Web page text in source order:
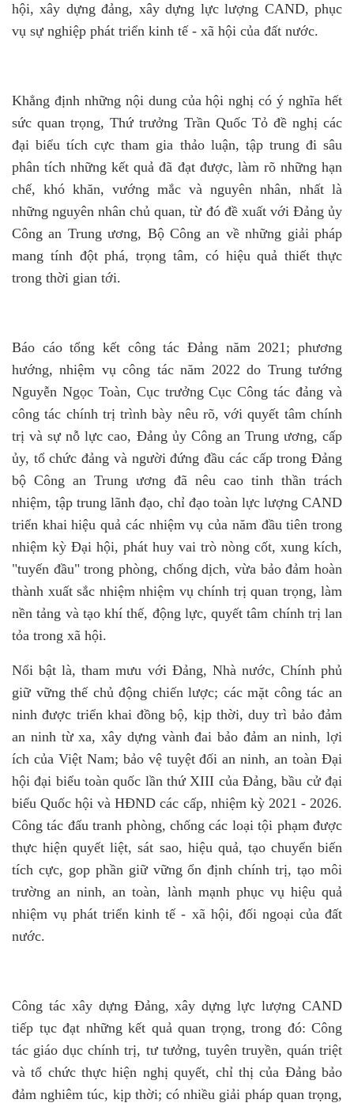
hội, xây dựng đảng, xây dựng lực lượng CAND, phục
vụ sự nghiệp phát triển kinh tế - xã hội của đất nước.
Khẳng định những nội dung của hội nghị có ý nghĩa hết
sức quan trọng, Thứ trưởng Trần Quốc Tỏ đề nghị các
đại biểu tích cực tham gia thảo luận, tập trung đi sâu
phân tích những kết quả đã đạt được, làm rõ những hạn
chế, khó khăn, vướng mắc và nguyên nhân, nhất là
những nguyên nhân chủ quan, từ đó đề xuất với Đảng ủy
Công an Trung ương, Bộ Công an về những giải pháp
mang tính đột phá, trọng tâm, có hiệu quả thiết thực
trong thời gian tới.
Báo cáo tổng kết công tác Đảng năm 2021; phương
hướng, nhiệm vụ công tác năm 2022 do Trung tướng
Nguyễn Ngọc Toàn, Cục trưởng Cục Công tác đảng và
công tác chính trị trình bày nêu rõ, với quyết tâm chính
trị và sự nỗ lực cao, Đảng ủy Công an Trung ương, cấp
ủy, tổ chức đảng và người đứng đầu các cấp trong Đảng
bộ Công an Trung ương đã nêu cao tinh thần trách
nhiệm, tập trung lãnh đạo, chỉ đạo toàn lực lượng CAND
triển khai hiệu quả các nhiệm vụ của năm đầu tiên trong
nhiệm kỳ Đại hội, phát huy vai trò nòng cốt, xung kích,
"tuyến đầu" trong phòng, chống dịch, vừa bảo đảm hoàn
thành xuất sắc nhiệm nhiệm vụ chính trị quan trọng, làm
nền tảng và tạo khí thế, động lực, quyết tâm chính trị lan
tỏa trong xã hội.
Nổi bật là, tham mưu với Đảng, Nhà nước, Chính phủ
giữ vững thế chủ động chiến lược; các mặt công tác an
ninh được triển khai đồng bộ, kịp thời, duy trì bảo đảm
an ninh từ xa, xây dựng vành đai bảo đảm an ninh, lợi
ích của Việt Nam; bảo vệ tuyệt đối an ninh, an toàn Đại
hội đại biểu toàn quốc lần thứ XIII của Đảng, bầu cử đại
biểu Quốc hội và HĐND các cấp, nhiệm kỳ 2021 - 2026.
Công tác đấu tranh phòng, chống các loại tội phạm được
thực hiện quyết liệt, sát sao, hiệu quả, tạo chuyển biến
tích cực, gop phần giữ vững ổn định chính trị, tạo môi
trường an ninh, an toàn, lành mạnh phục vụ hiệu quả
nhiệm vụ phát triển kinh tế - xã hội, đối ngoại của đất
nước.
Công tác xây dựng Đảng, xây dựng lực lượng CAND
tiếp tục đạt những kết quả quan trọng, trong đó: Công
tác giáo dục chính trị, tư tưởng, tuyên truyền, quán triệt
và tổ chức thực hiện nghị quyết, chỉ thị của Đảng bảo
đảm nghiêm túc, kịp thời; có nhiều giải pháp quan trọng,